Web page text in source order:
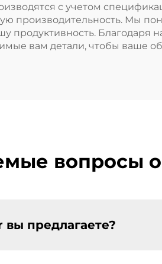
с учетом
производительность. Мы
продуктивность.
вам детали, чтобы ваше
вопросы
предлагаете?